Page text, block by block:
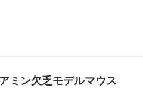
ン欠乏モデルマウス